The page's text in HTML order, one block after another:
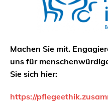
Machen Sie mit.
uns für
Sie sich hier:
https://